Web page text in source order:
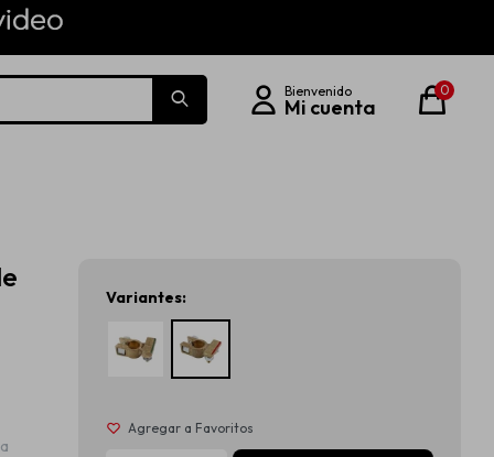
0
Variantes: